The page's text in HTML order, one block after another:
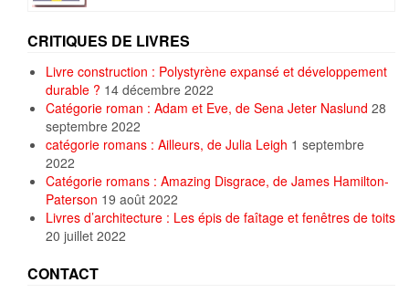
CRITIQUES DE LIVRES
Livre construction : Polystyrène expansé et développement
durable ? 14 décembre 2022
Catégorie roman : Adam et Eve, de Sena Jeter Naslund 28
septembre 2022
catégorie romans : Ailleurs, de Julia Leigh 1 septembre
2022
Catégorie romans : Amazing Disgrace, de James Hamilton-
Paterson 19 août 2022
Livres d’architecture : Les épis de faîtage et fenêtres de toits
20 juillet 2022
CONTACT